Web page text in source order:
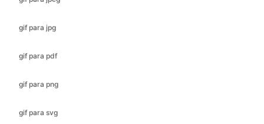
gif para pdf
gif para png
gif para svg
gif para webp
heic para bmp